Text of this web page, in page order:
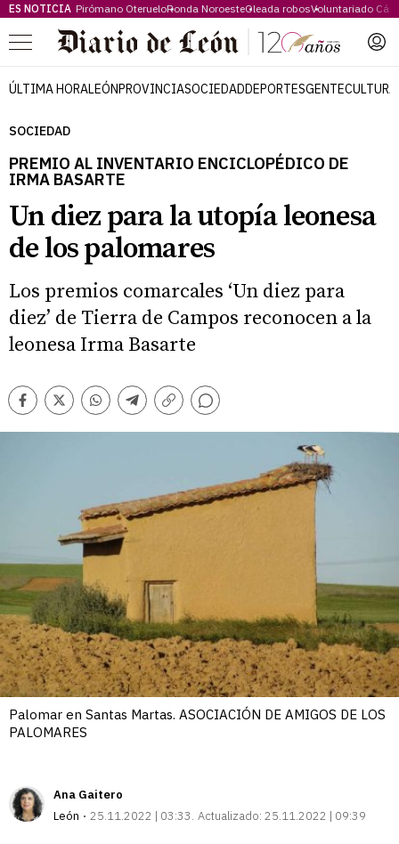
ES NOTICIA Pirómano OterueloRonda NoroesteOleada robosVoluntariado
Menú
ÚLTIMA HORALEÓNPROVINCIASOCIEDADDEPORTESGENTECULTURA
SOCIEDAD
PREMIO AL INVENTARIO ENCICLOPÉDICO DE
IRMA BASARTE
Un diez para la utopía leonesa
de los palomares
Los premios comarcales ‘Un diez para
diez’ de Tierra de Campos reconocen a la
leonesa Irma Basarte
Facebook
TwitterWhatsappTelegram
Copiar
Comentarios
Palomar en Santas Martas. ASOCIACIÓN DE AMIGOS DE LOS
PALOMARES
Ana Gaitero
León
25.11.2022 | 03:33 Actualizado: 25.11.2022 | 09:39